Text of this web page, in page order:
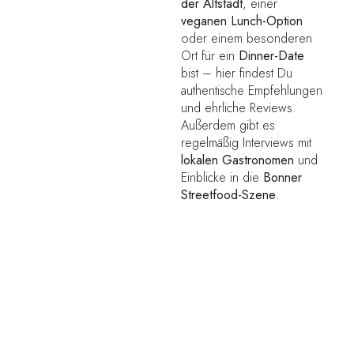
veganen Lunch-Option
oder einem besonderen
Ort für ein Dinner-Date
bist – hier findest Du
authentische Empfehlungen
und ehrliche Reviews.
Außerdem gibt es
regelmäßig Interviews mit
lokalen Gastronomen und
Einblicke in die Bonner
Streetfood-Szene.